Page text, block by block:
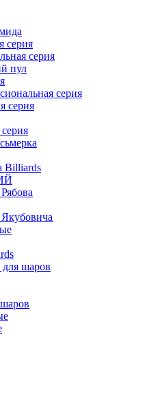
серия
серия
пул
серия
серия
Billiards
шаров